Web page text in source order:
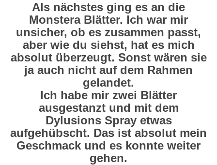
Als nächstes ging es an die
Monstera Blätter. Ich war mir
unsicher, ob es zusammen passt,
aber wie du siehst, hat es mich
absolut überzeugt. Sonst wären sie
ja auch nicht auf dem Rahmen
gelandet.
Ich habe mir zwei Blätter
ausgestanzt und mit dem
Dylusions Spray etwas
aufgehübscht. Das ist absolut mein
Geschmack und es konnte weiter
gehen.